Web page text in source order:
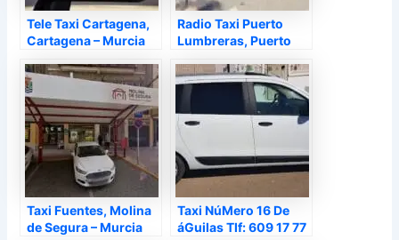
Tele Taxi Cartagena,
Cartagena – Murcia
Radio Taxi Puerto
Lumbreras, Puerto
Taxi Fuentes, Molina
de Segura – Murcia
Taxi NúMero 16 De
áGuilas Tlf: 609 17 77